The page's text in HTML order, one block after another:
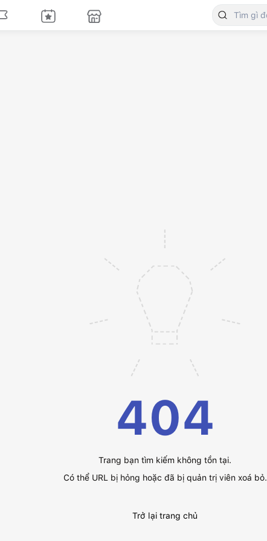
404
Trang bạn tìm kiếm không tồn tại.
Có thể URL bị hỏng hoặc đã bị quản trị viên xoá bỏ.
Trở lại trang chủ